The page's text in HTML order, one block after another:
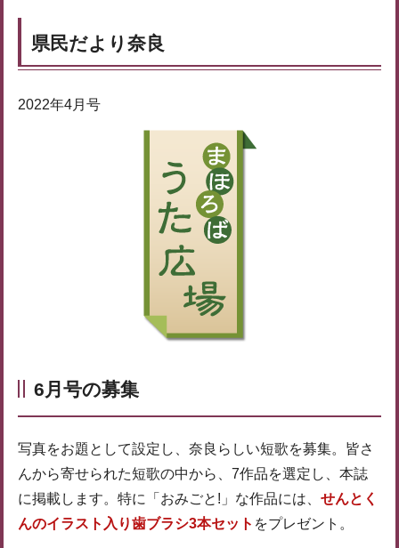
県民だより奈良
2022年4月号
6月号の募集
写真をお題として設定し、奈良らしい短歌を募集。皆さ
んから寄せられた短歌の中から、7作品を選定し、本誌
に掲載します。特に「おみごと!」な作品には、 せんとく
んのイラスト入り歯ブラシ3本セット をプレゼント。